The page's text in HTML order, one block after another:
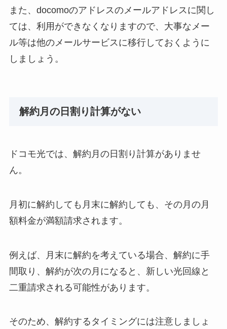
また、docomoのアドレスのメールアドレスに関し
ては、利用ができなくなりますので、大事なメー
ル等は他のメールサービスに移行しておくように
しましょう。
解約月の日割り計算がない
ドコモ光では、解約月の日割り計算がありませ
ん。
月初に解約しても月末に解約しても、その月の月
額料金が満額請求されます。
例えば、月末に解約を考えている場合、解約に手
間取り、解約が次の月になると、新しい光回線と
二重請求される可能性があります。
そのため、解約するタイミングには注意しましょ